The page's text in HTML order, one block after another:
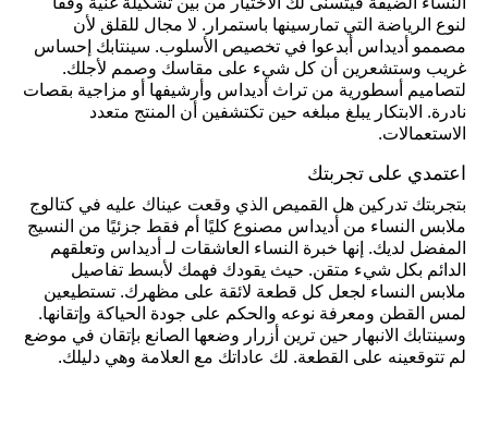
النساء الضيقة فيتسنى لك الاختيار من بين تشكيلة غنية وفقًا
لنوع الرياضة التي تمارسينها باستمرار. لا مجال للقلق لأن
مصممو أديداس أبدعوا في تخصيص الأسلوب. سينتابك إحساس
غريب وستشعرين أن كل شيء على مقاسك وصمم لأجلك.
لتصاميم أسطورية من تراث أديداس وأرشيفها أو مزاجية بقصات
نادرة. الابتكار يبلغ مبلغه حين تكتشفين أن المنتج متعدد
الاستعمالات.
اعتمدي على تجربتك
بتجربتك تدركين هل القميص الذي وقعت عيناك عليه في كتالوج
ملابس النساء من أديداس مصنوع كليًا أم فقط جزئيًا من النسيج
المفضل لديك. إنها خبرة النساء العاشقات لـ أديداس وتعلقهم
الدائم بكل شيء متقن. حيث يقودك فهمك لأبسط تفاصيل
ملابس النساء لجعل كل قطعة لائقة على مظهرك. تستطيعين
لمس القطن ومعرفة نوعه والحكم على جودة الحياكة وإتقانها.
وسينتابك الانبهار حين ترين أزرار وضعها الصانع بإتقان في موضع
لم تتوقعينه على القطعة. لك عاداتك مع العلامة وهي دليلك.